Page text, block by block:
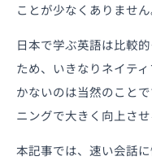
ことが少なくありません
日本で学ぶ英語は比較
ため、いきなりネイテ
かないのは当然のこと
ニングで大きく向上させ
本記事では、速い会話